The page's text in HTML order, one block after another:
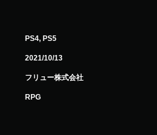
PS4, PS5
2021/10/13
フリュー株式会社
RPG